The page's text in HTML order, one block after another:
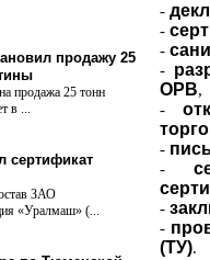
продажу 25
продажа 25 тонн
в ...
сертификат
ЗАО
«Уралмаш» (...
-
-
-
-
ОРВ,
-
-
-
-
-
(ТУ).